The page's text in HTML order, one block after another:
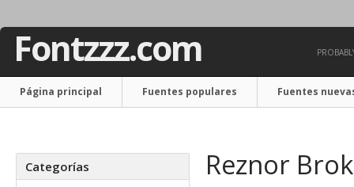
Fontzzz.com
Página principal Fuentes populares Fuentes
Categorías Reznor